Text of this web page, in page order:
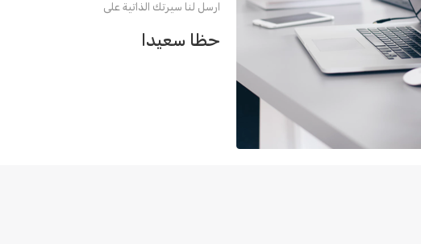
ارسل لنا سيرتك الذاتية على
حظا سعيدا